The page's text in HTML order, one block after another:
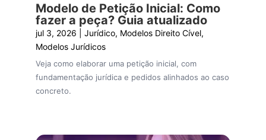
Modelo de Petição Inicial: Como
fazer a peça? Guia atualizado
jul 3, 2026 Jurídico, Modelos Direito Cível,
Modelos Jurídicos
Veja como elaborar uma petição inicial, com
fundamentação jurídica e pedidos alinhados ao caso
concreto.